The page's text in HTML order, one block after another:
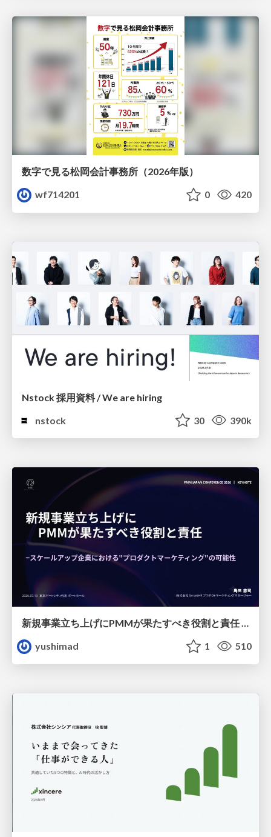
数字で見る松岡会計事務所（2026年版）
wf714201
0 420
Nstock 採用資料 / We are hiring
nstock
30 390k
新規事業立ち上げにPMMが果たすべき役割と責任 −スケールアップ企業における"プロダクトマーケティング"の可能性
yushimad
1 510